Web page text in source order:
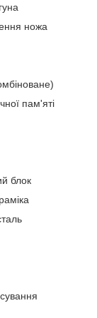
ножа
пам'яті
блок